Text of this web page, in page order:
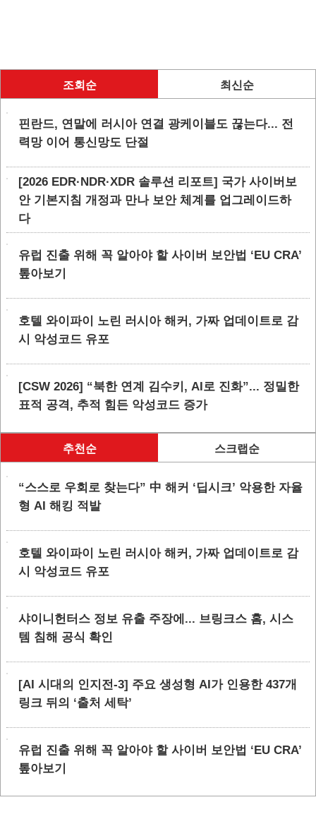
조회순 최신순
핀란드, 연말에 러시아 연결 광케이블도 끊는다... 전
력망 이어 통신망도 단절
[2026 EDR·NDR·XDR 솔루션 리포트] 국가 사이버보
안 기본지침 개정과 만나 보안 체계를 업그레이드하
다
유럽 진출 위해 꼭 알아야 할 사이버 보안법 ‘EU CRA’
톺아보기
호텔 와이파이 노린 러시아 해커, 가짜 업데이트로 감
시 악성코드 유포
[CSW 2026] “북한 연계 김수키, AI로 진화”... 정밀한
표적 공격, 추적 힘든 악성코드 증가
추천순 스크랩순
“스스로 우회로 찾는다” 中 해커 ‘딥시크’ 악용한 자율
형 AI 해킹 적발
호텔 와이파이 노린 러시아 해커, 가짜 업데이트로 감
시 악성코드 유포
샤이니헌터스 정보 유출 주장에... 브링크스 홈, 시스
템 침해 공식 확인
[AI 시대의 인지전-3] 주요 생성형 AI가 인용한 437개
링크 뒤의 ‘출처 세탁’
유럽 진출 위해 꼭 알아야 할 사이버 보안법 ‘EU CRA’
톺아보기